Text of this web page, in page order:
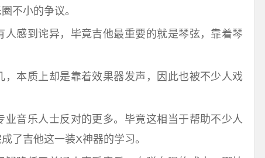
不小的争议。
人感到诧异，毕竟吉他最重要的就是琴弦，靠着琴
本质上却是靠着效果器发声，因此也被不少人戏
音乐人士反对的更多。毕竟这相当于帮助不少人
了吉他这一装X神器的学习。